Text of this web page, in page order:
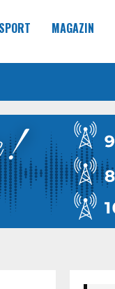
SPORT MAGAZIN